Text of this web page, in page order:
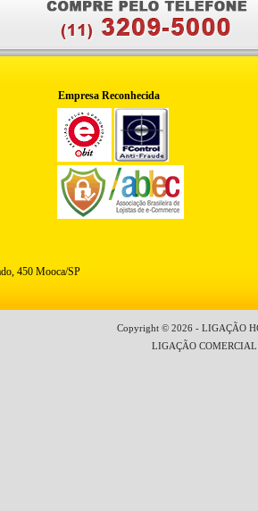
Empresa Reconhecida
450 Mooca/SP
Copyright © 2026 - LIGAÇÃO
LIGAÇÃO